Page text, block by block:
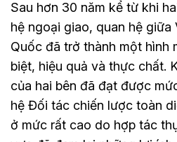
Sau hơn 30 năm kể từ khi
hệ ngoại giao, quan hệ giữa
Quốc đã trở thành một hình
biệt, hiệu quả và thực chất.
của hai bên đã đạt được
hệ Đối tác chiến lược toàn
ở mức rất cao do hợp tác